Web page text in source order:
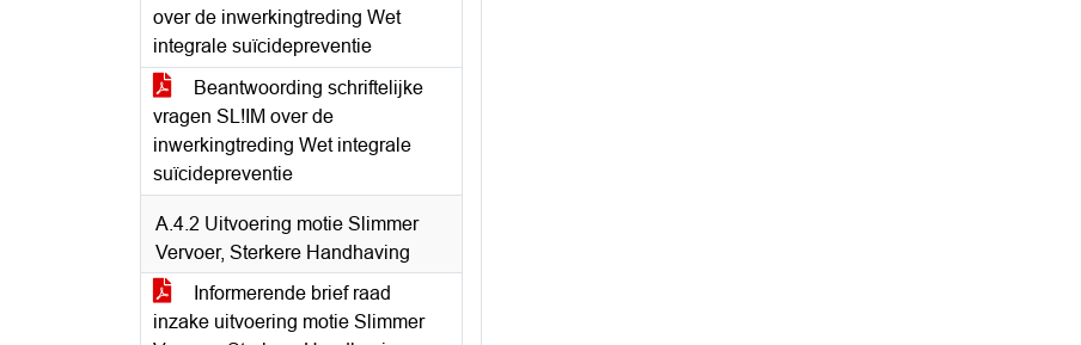
over de inwerkingtreding Wet
integrale suïcidepreventie
Beantwoording schriftelijke
vragen SL!IM over de
inwerkingtreding Wet integrale
suïcidepreventie
A.4.2 Uitvoering motie Slimmer
Vervoer, Sterkere Handhaving
Informerende brief raad
inzake uitvoering motie Slimmer